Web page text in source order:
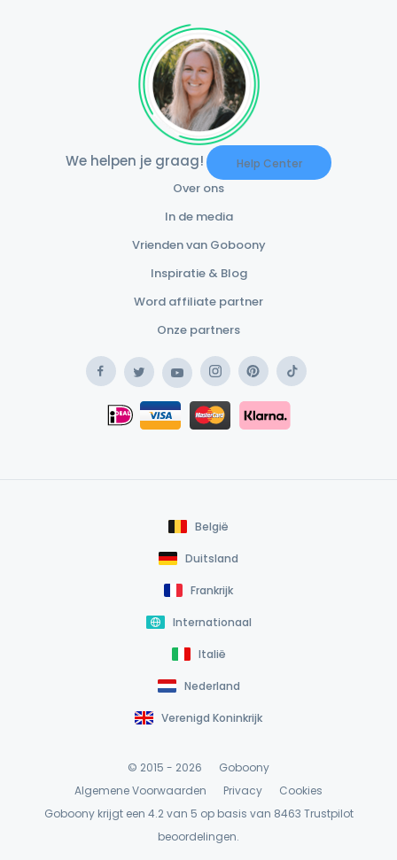
We helpen je graag! Help Center
Over ons
In de media
Vrienden van Goboony
Inspiratie & Blog
Word affiliate partner
Onze partners
FacebookTwitterYouTubeInstagramPinterestTikTok
iDEAL
Safe Payment Card
Safe Payment Klarna
België
Duitsland
Frankrijk
Internationaal
Italië
Nederland
Verenigd Koninkrijk
© 2015 - 2026
Goboony
Algemene Voorwaarden
Privacy
Cookies
Goboony krijgt een 4.2 van 5 op basis van 8463 Trustpilot
beoordelingen.